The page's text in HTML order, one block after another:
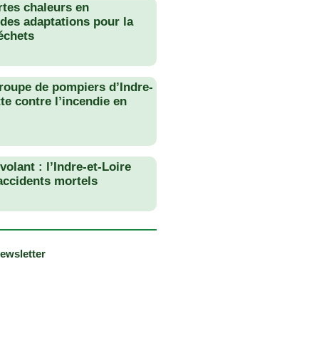
chaleurs en
adaptations pour la
de pompiers d’Indre-
contre l’incendie en
: l’Indre-et-Loire
mortels